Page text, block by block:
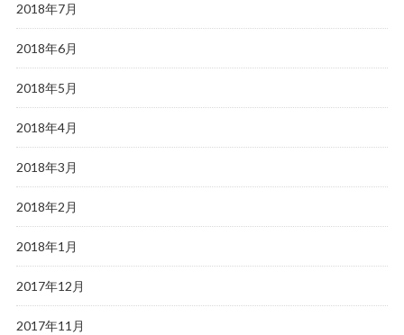
2018年7月
2018年6月
2018年5月
2018年4月
2018年3月
2018年2月
2018年1月
2017年12月
2017年11月